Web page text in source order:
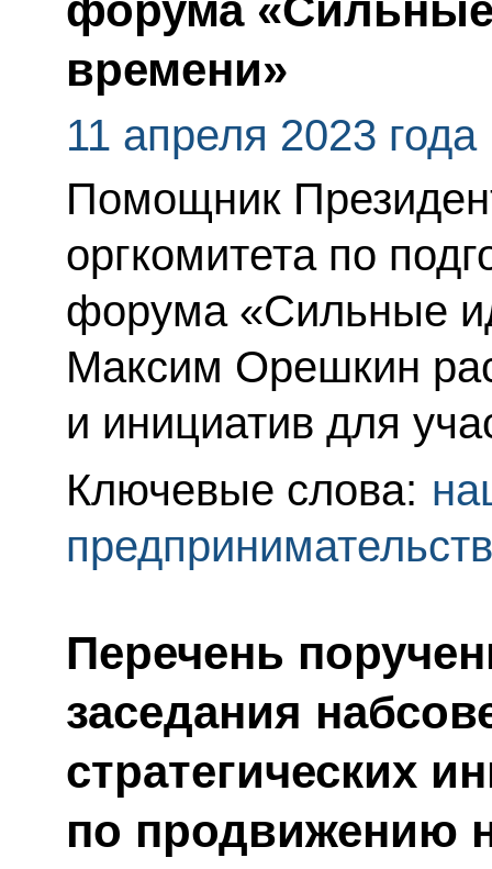
форума
времени»
11 апреля 2023 года
Помощник
оргкомитета по
форума «Сильные
Максим Орешкин
и инициатив для
Ключевые слова:
Перечень
заседания
стратегических
по продвижению